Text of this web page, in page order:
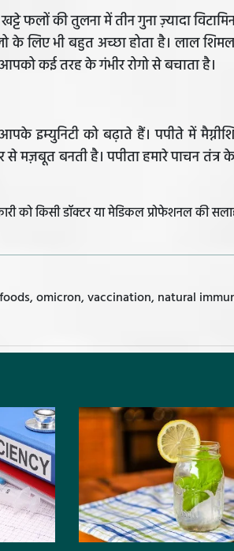
फलों की तुलना में तीन गुना ज़्यादा
लिए भी बहुत अच्छा होता है। लाल
कई तरह के गंभीर रोगो से बचाता है।
इम्युनिटी को बढ़ाते हैं। पपीते में
से मज़बूत बनती है। पपीता हमारे पाचन तंत्र
को किसी डॉक्टर या मेडिकल प्रोफेशनल की
omicron, vaccination, natural